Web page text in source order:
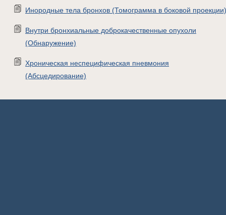
Инородные тела бронхов (Томограмма в боковой проекции)
Внутри бронхиальные доброкачественные опухоли
(Обнаружение)
Хроническая неспецифическая пневмония
(Абсцедирование)